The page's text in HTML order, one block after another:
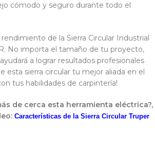
cómodo y seguro durante todo el
de la Sierra Circular Industrial
No importa el tamaño de tu proyecto,
a lograr resultados profesionales
esta sierra circular tu mejor aliada en el
tus habilidades de carpintería!
de cerca esta herramienta eléctrica?,
Características de la Sierra Circular Truper